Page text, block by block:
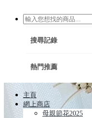
搜尋記錄
熱門推薦
主頁
網上商店
母親節花2025